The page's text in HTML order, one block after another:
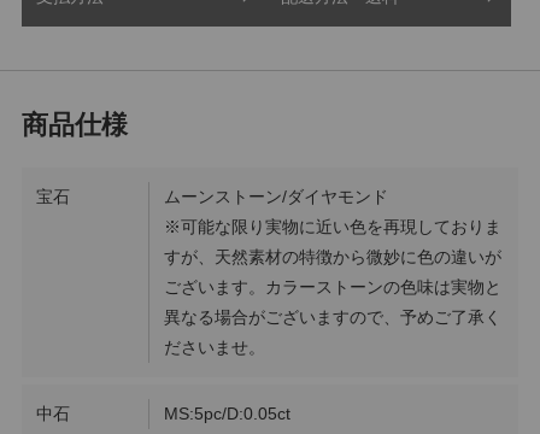
宝石
ムーンストーン/ダイヤモンド
※可能な限り実物に近い色を再現しておりま
すが、天然素材の特徴から微妙に色の違いが
ございます。カラーストーンの色味は実物と
異なる場合がございますので、予めご了承く
ださいませ。
中石 MS:5pc/D:0.05ct